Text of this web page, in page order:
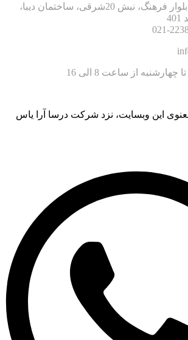
آدرس : سعادت آباد، بلوار فرهنگ، نبش 20شرقی، ساختمان دیبا،
از ساعت 8 الی 16
این وبسایت، نزد شرکت درسا آرا یاس